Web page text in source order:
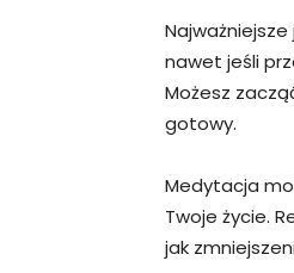
nawet jeśli
Możesz
gotowy.
Medytacja
Twoje życie.
jak